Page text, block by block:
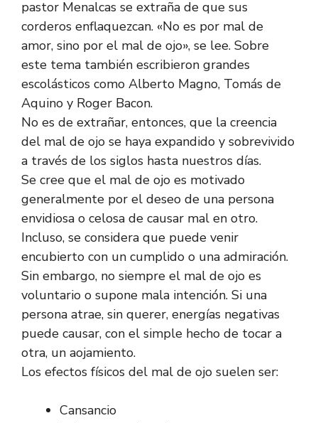
pastor Menalcas se extraña de que sus
corderos enflaquezcan. «No es por mal de
amor, sino por el mal de ojo», se lee. Sobre
este tema también escribieron grandes
escolásticos como Alberto Magno, Tomás de
Aquino y Roger Bacon.
No es de extrañar, entonces, que la creencia
del mal de ojo se haya expandido y sobrevivido
a través de los siglos hasta nuestros días.
Se cree que el mal de ojo es motivado
generalmente por el deseo de una persona
envidiosa o celosa de causar mal en otro.
Incluso, se considera que puede venir
encubierto con un cumplido o una admiración.
Sin embargo, no siempre el mal de ojo es
voluntario o supone mala intención. Si una
persona atrae, sin querer, energías negativas
puede causar, con el simple hecho de tocar a
otra, un aojamiento.
Los efectos físicos del mal de ojo suelen ser:
Cansancio